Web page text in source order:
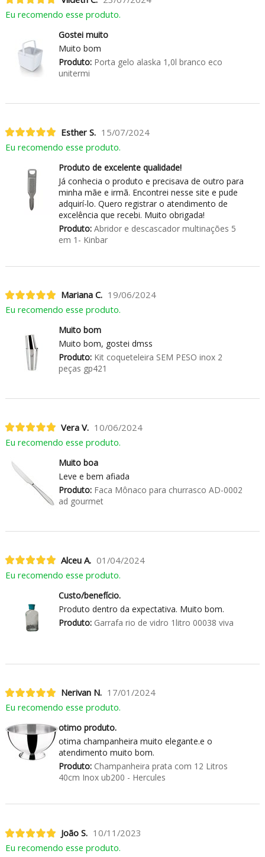
Eu recomendo esse produto.
Gostei muito
Muito bom
Produto:Porta gelo alaska 1,0l branco eco
unitermi
Esther S. 15/07/2024
Eu recomendo esse produto.
Produto de excelente qualidade!
Já conhecia o produto e precisava de outro para
minha mãe e irmã. Encontrei nesse site e pude
adquirí-lo. Quero registrar o atendimento de
excelência que recebi. Muito obrigada!
Produto:Abridor e descascador multinações 5
em 1- Kinbar
Mariana C. 19/06/2024
Eu recomendo esse produto.
Muito bom
Muito bom, gostei dmss
Produto:Kit coqueteleira SEM PESO inox 2
peças gp421
Vera V. 10/06/2024
Eu recomendo esse produto.
Muito boa
Leve e bem afiada
Produto:Faca Mônaco para churrasco AD-0002
ad gourmet
Alceu A. 01/04/2024
Eu recomendo esse produto.
Custo/benefício.
Produto dentro da expectativa. Muito bom.
Produto:Garrafa rio de vidro 1litro 00038 viva
Nerivan N. 17/01/2024
Eu recomendo esse produto.
otimo produto.
otima champanheira muito elegante.e o
atendimento muito bom.
Produto:Champanheira prata com 12 Litros
40cm Inox ub200 - Hercules
João S. 10/11/2023
Eu recomendo esse produto.